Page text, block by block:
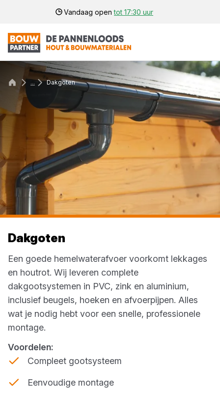
Vandaag opentot 17:30 uur
... Dakgoten
Dakgoten
Een goede hemelwaterafvoer voorkomt lekkages
en houtrot. Wij leveren complete
dakgootsystemen in PVC, zink en aluminium,
inclusief beugels, hoeken en afvoerpijpen. Alles
wat je nodig hebt voor een snelle, professionele
montage.
Voordelen:
Compleet gootsysteem
Eenvoudige montage